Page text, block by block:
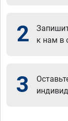
2
к нам в
3